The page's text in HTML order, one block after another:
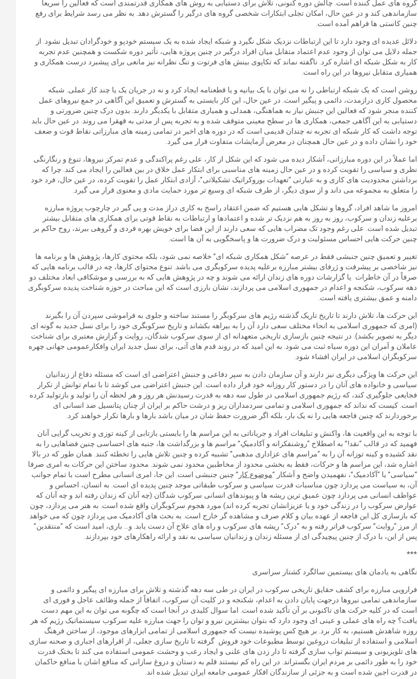
گروه های عمل کننده است. چالش دوره کنونی، تلاش برای دستیابی به روش های همکاری قدرتمندی است که فعالین را سریعاً
سازماندهی کند و در عین حال، امکان تجلی ابتکارات شخصی گروه های درگیر را گسترش دهد. به نظر می رسد شرایط برای رفع
چنین کاستی ها فراهم آمده است.
دلائل عدیده ای وجود دارد تا این ارتباطات نزدیک شکل نگیرد و شبکه ایجاد شده به یک سیستم خودپو و خودگرادان تبدیل نشود. از
جمله دلایل می توان از وجود عدم اعتماد متقابل میان افراد درگیر در چنین پروژه هایی، تأثیر دوره شکست و همچنین عدم تجربه
کار به شکل شبکه ای اشاره کرد. ناگفته نماند که تکاپوی بینش های فرتوت و تنگ نظرانه نیز مانعی برای پیشبرد درست همکاری و
همیاری متقابل نیروها در این راه است.
روشن است که یک شبکه ارتباطی را نه می توان با یک بیانیه و یا قطعنامه ایجاد کرد و نه در جریان یک یا چند کار عملی. شبکه
محصول کاری درازمدت، دائمی و پیگیر است. در عین حال، این کار بایستی به گسترش و تعمیق این آگاهی در جمع نیروهای عمل
کننده منجر شود که فعالین این جنبش نیاز به هماهنگی، همدلی و همیاری متقابل با یکدیگر دارند. بدون درک چنین ضرورتی و
دستیابی به این آگاهی جمعی، همکاری ها در سطح معینی متوقف شده و به تجربه پس از مدتی به قهقرا می روند. در عین حال باید
توجه داشت که کار شبکه ای تجربه نه چندان قدیمی است که در دوره های اخیر در تمامی زمینه های مبارزاتی نقاط قوت و ضعف
خود را نشان داده و در عین حال همچنان در معرض آزمایشات متفاوت قرار می گیرد.
اما عملاً در این دوره مبارزاتی، آشکار دیده می شود که این شکل از کار، علی رغم پراکندگی و عدم تمرکز نیروها، تنوع و رنگارنگی
نظری و سیاسی را تقویت کرده و در عین حال زمینه های مناسبی برای ابتکار عمل خلاق در بین فعالین را ایجاد می کند. چرا که
برداشتن محدودیت های کاری و به عبارتی “تعهدات بوروکراتیک تشکیلاتی”، آزادی ابتکار عمل را تقویت کرده، در عین حال، فرد خود
را متعلق به مجموعه می داند و از سوی دیگر، از طرف شبکه ای وسیع تر مورد حمایت مادی و معنوی قرار می گیرد.
امروز ما شاهد افراد، گروها و تشکل هایی هستیم که ضمن اعتقاد راسخ به کاری دراز مدت و پی گیر در چارچوب پروژه مبارزه
برعلیه زندان و سرکوب، روز به روز به هم نزدیک تر شده و اعتمادها و ارتباطات به نقاط قوتی برای همکاری های متقابل بیشتر
تبدیل شده است. علی رغم وجود تک مضراب هایی که سعی دارند از این فضا برای خویش بهره فردی و گروهی ببرند، روح حاکم بر
چنین حرکت هایی احساس مسئولیت و درک ضرورت ها و پاسخگویی به آن ها است.
تغییر و تعمیق چنین جنبشی فقط در عرصه “شکل همکاری شبکه ای” خلاصه نمی شود، بلکه محتوی کارها، پژوهش ها و برنامه ها
نیز شاخصی بر پیشرفت و ژرفای بیشتر مبارزه برعلیه پدیده سرکوبگری می باشد. تنوع محتوای کارها، چه در قالب برنامه هایی که
صرفاً در آن خاطرات یا گزارشات دوره های زندان ارائه می شوند و چه در پژوهش هایی که به بررسی و موشکافی ابعاد مختلف دو
دهه سرکوب، شکنجه و اعدام در جمهوری اسلامی می پردازند، نشان بارزی است که این مباحث در حوزه شناخت پدیده سرکوبگری
دامنه و عمق بیشتری یافته است.
این حرکت ها، تلاش دارند تا تاریخ تاریک گذشته رژیم های سرکوبگر را مستند ساخته و جلوی به فراموشی سپردن آن را بگیرند
(امری که جمهوری اسلامی به انحاء مختلف سعی دارد آن را به بیراهه بکشاند و تاریخ سرکوبگری خود را برای نسل جدید به گونه ای
دیگر به تصویر بکشد). در نتیجه چنین بازسازی تاریخی متعهدانه ای از سوی سرکوب شدگان، روایت و گزارش معتبری برای شناخت
عاملان و آمران این دوره سیاه ثبت می شود. به این امید که در روند قدم های آتی، برای نسل جدید ایران وافکارعمومی جهانی چهره
سرکوبگران اسلامی در ایران افشاء شود.
این حرکت ها ویژگی دیگری نیز دارند و آن سازمان دادن به سپر دفاعی و جنبش اعتراضی ای است که مسئله دفاع از زندانیان
سیاسی و خانواده های آنان را در دستور کار روزانه خود قرار داده است. این جنبش اعتراضی می کوشد تا با تمام توانش از تکرار
فجایعی جلوگیری کند، که رژیم جمهوری اسلامی در طول سه دهه به قدرت رسیدنش هر روز و هر لحظه آن را تولید و بازتولید کرده
است. کیست که نداند که جمهوری اسلامی و تمامی سردمداران ریز و درشت حاکم بر ایران از چنان پتانسیل ضد انسانی ای
برخوردارند که چنین فاجعه هایی را نه یک بار، بلکه اگر ضرورت حفظ شان در میان باشد بارها و بارها تکرار خواهند کرد.
با توجه به این واقعیت ها، واکنش و تبلیغات افراد و جریاناتی به این مراسم ها را بایستی بازتابی از کینه توزی و تخریب گرایی آنان
فهمید که در قالب “نقد!” به اصطلاح “روشنفکرانه و آکادمیکِ” مراسم ها و بزرگداشت ها، جنبه های احساسی چنین فضاهایی را به
نقد کشیده و کینه توزانه آن را به “مراسم های عزاداری مذهبی” تشبیه کرده و چنین تلاش هایی را تخطئه کنند. همان طور که در بالا
اشاره شد، این مراسم ها و حرکات، فقط به بخشی محدود از مخاطبین محدود نمی شوند. محدود ساختن این حرکات به امری صرفا
“سیاسی” یا “آکادمیک”، نفهمیدن واضح و آشکار “موضوع کار ” چنین جنبشی است. این جا، امری انسانی مطرح است با تمام جوانب
آن، به سیاست می پردازد چون مناسبات قدرت سیاسی و سرکوب طبقاتی موجد چنین پدیده ای است. به انسان، احساس و
عواطف انسانی می پردازد چون عمیق ترین ریشه ها و پیوندهای انسانی سرکوب شدگان (چه آنان که زندان رفته اند و چه آنان که
عوارض سرکوب را در زندگی خود و یا عزیزانشان تجربه کرده اند) مورد هجوم سرکوبگران واقع شده است. به هنر می پردازد، چون
که بازسازی کل این فاجعه از عهده بیان و کلام صرف و مشاهده گر خارج است. به بحث های آکادمیک می پردازد چون که می خواهد
از مرز “روایت” سرکوب فراتر رفته و به “درک” ریشه های سرکوب و راه های علاج آن دست یابد. و… باری، امید است که “منتقدین”
پس از این، با درک از چنین پیچیدگی ای از مسئله زندان و زندانیان سیاسی به نقد و ارائه راهکارهای خود بپردازند.
***
نگاهی به یادمان های بیستمین سالگرد کشتار سراسری
فرارویی مبارزه برای کشف حقایق تاریخی سرکوب در ایران در طی سه دهه گذشته و تلاش برای مبارزه ای پیگیر و دائمی و
سازماندهی تمامی نیروها درجهت پایان دادن به اعدام، شکنجه و در کلیت آن سرکوب، اتفاقاً از جمله وظائف عاجل و فوری ای
است که در کلیه حرکت های تاکنونی بر آن تأکید شده است. اما سوال کلیدی در آنجا است که چگونه می توان به این مهم دست
یافت؟ چه راه های عملی و عینی ای وجود دارد که بتوان بیشترین نیرو و توان را جهت مبارزه علیه سرکوب سیستماتیک رژیم که هر
روزه شاهدش هستیم، به کار برد. بر هیچ کس پوشیده نیست که جمهوری اسلامی از تمامی ابزارهای موجود، از ساختن فرهنگ
اسلامی و استفاده از تبلیغات دروغین توسط مطبوعات خود فروش گرفته تا تاریخ سازی جعلی، از اقرارهای اجباری و صحنه سازی
های تلویزیونی و سیستم تواب سازی گرفته تا دار زدن های علنی و ایجاد رعب و وحشت عمومی استفاده می کند تا بختک قدرت
خود را به طور دائمی بر مردم ایران بگستراند. در این راه کم نیستند قلم به دستان و دروغ سازانی که منافع اشان با منافع حاکمان
در قدرت اجین شده است و به جزئی از سازندگان افکار عمومی جامعه ایران تبدیل شده اند.